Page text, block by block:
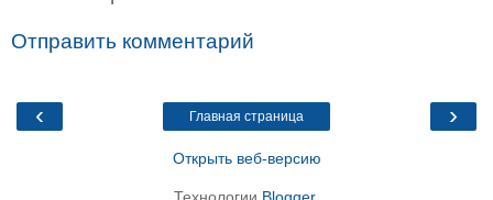
Отправить комментарий
‹ ›
Главная страница
Открыть веб-версию